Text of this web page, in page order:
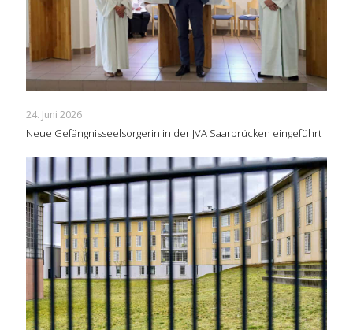
24. Juni 2026
Neue Gefängnisseelsorgerin in der JVA Saarbrücken eingeführt